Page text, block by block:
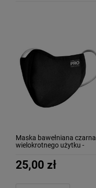
Maska bawełniana czarna
wielokrotnego użytku -
25,00 zł